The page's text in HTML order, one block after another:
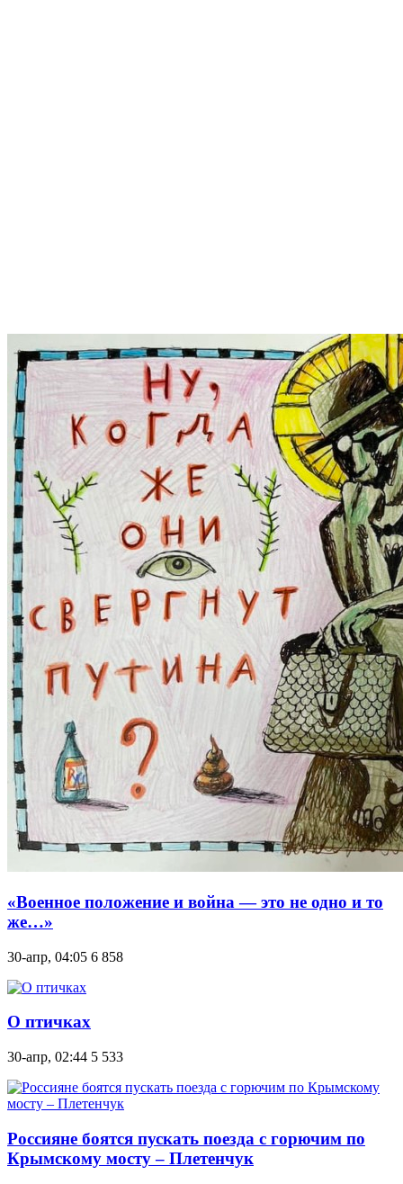
«Военное положение и война — это не одно и то
же…»
30-апр, 04:05 6 858
О птичках
30-апр, 02:44 5 533
Россияне боятся пускать поезда с горючим по
Крымскому мосту – Плетенчук